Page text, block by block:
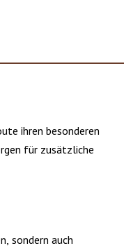
ihren besonderen
für zusätzliche
sondern auch